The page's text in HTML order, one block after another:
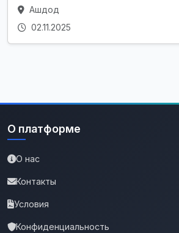
Ашдод
02.11.2025
О платформе
О нас
Контакты
Условия
Конфиденциальность